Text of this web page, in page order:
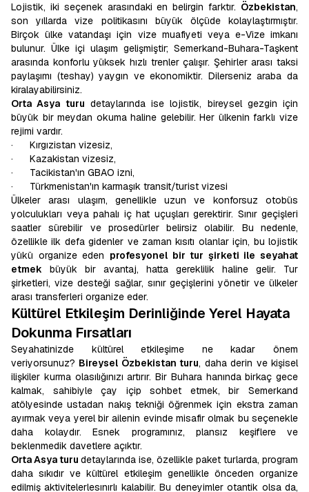
Lojistik, iki seçenek arasındaki en belirgin farktır. Özbekistan,
son yıllarda vize politikasını büyük ölçüde kolaylaştırmıştır.
Birçok ülke vatandaşı için vize muafiyeti veya e-Vize imkanı
bulunur. Ülke içi ulaşım gelişmiştir; Semerkand-Buhara-Taşkent
arasında konforlu yüksek hızlı trenler çalışır. Şehirler arası taksi
paylaşımı (teshay) yaygın ve ekonomiktir. Dilerseniz araba da
kiralayabilirsiniz.
Orta Asya turu detaylarında ise lojistik, bireysel gezgin için
büyük bir meydan okuma haline gelebilir. Her ülkenin farklı vize
rejimi vardır.
· Kırgızistan vizesiz,
· Kazakistan vizesiz,
· Tacikistan'ın GBAO izni,
· Türkmenistan'ın karmaşık transit/turist vizesi
Ülkeler arası ulaşım, genellikle uzun ve konforsuz otobüs
yolculukları veya pahalı iç hat uçuşları gerektirir. Sınır geçişleri
saatler sürebilir ve prosedürler belirsiz olabilir. Bu nedenle,
özellikle ilk defa gidenler ve zaman kısıtı olanlar için, bu lojistik
yükü organize eden profesyonel bir tur şirketi ile seyahat
etmek büyük bir avantaj, hatta gereklilik haline gelir. Tur
şirketleri, vize desteği sağlar, sınır geçişlerini yönetir ve ülkeler
arası transferleri organize eder.
Kültürel Etkileşim Derinliğinde Yerel Hayata
Dokunma Fırsatları
Seyahatinizde kültürel etkileşime ne kadar önem
veriyorsunuz? Bireysel Özbekistan turu, daha derin ve kişisel
ilişkiler kurma olasılığınızı artırır. Bir Buhara hanında birkaç gece
kalmak, sahibiyle çay içip sohbet etmek, bir Semerkand
atölyesinde ustadan nakış tekniği öğrenmek için ekstra zaman
ayırmak veya yerel bir ailenin evinde misafir olmak bu seçenekle
daha kolaydır. Esnek programınız, plansız keşiflere ve
beklenmedik davetlere açıktır.
Orta Asya turu detaylarında ise, özellikle paket turlarda, program
daha sıkıdır ve kültürel etkileşim genellikle önceden organize
edilmiş aktivitelerlesınırlı kalabilir. Bu deneyimler otantik olsa da,